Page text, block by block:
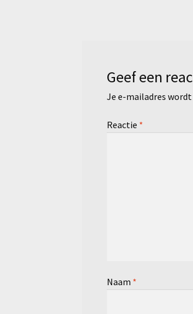
Geef een
Je e-mailadres
Reactie *
Naam *